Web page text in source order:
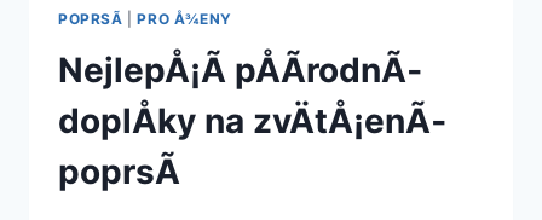
POPRSÃ­ |PRO Å¾ENY
NejlepÅ¡Ã­ pÅÃ­rodnÃ­
doplÅky na zvÄtÅ¡enÃ­
poprsÃ­